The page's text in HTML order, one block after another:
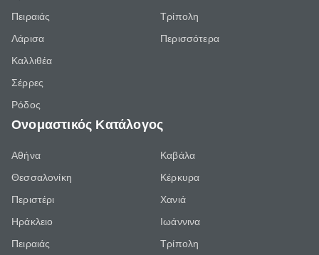
Πειραιάς
Λάρισα
Καλλιθέα
Σέρρες
Ρόδος
Τρίπολη
Περισσότερα
Ονομαστικός Κατάλογος
Αθήνα
Θεσσαλονίκη
Περιστέρι
Ηράκλειο
Πειραιάς
Καβάλα
Κέρκυρα
Χανιά
Ιωάννινα
Τρίπολη